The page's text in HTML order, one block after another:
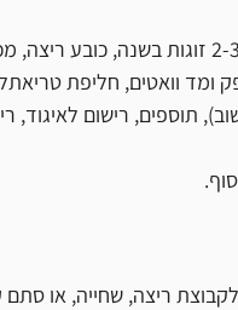
ומד וואטים, חליפת
תוספים, רישום לאיגוד,
ריצה, שחייה, או סתם